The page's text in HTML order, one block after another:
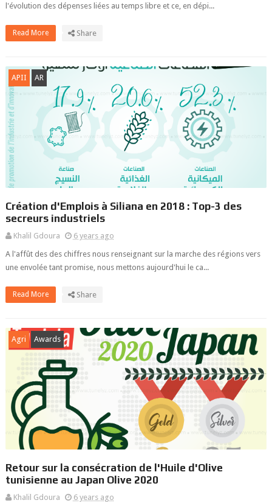
l'évolution des dépenses liées au temps libre et ce, en dépi...
Read More Share
APII AR
Création d'Emplois à Siliana en 2018 : Top-3 des
secreurs industriels
Khalil Gdoura
6 years ago
A l'affût des des chiffres nous renseignant sur la marche des régions vers
une envolée tant promise, nous mettons aujourd'hui le ca...
Read More Share
Agri Awards
Retour sur la consécration de l'Huile d'Olive
tunisienne au Japan Olive 2020
Khalil Gdoura
6 years ago